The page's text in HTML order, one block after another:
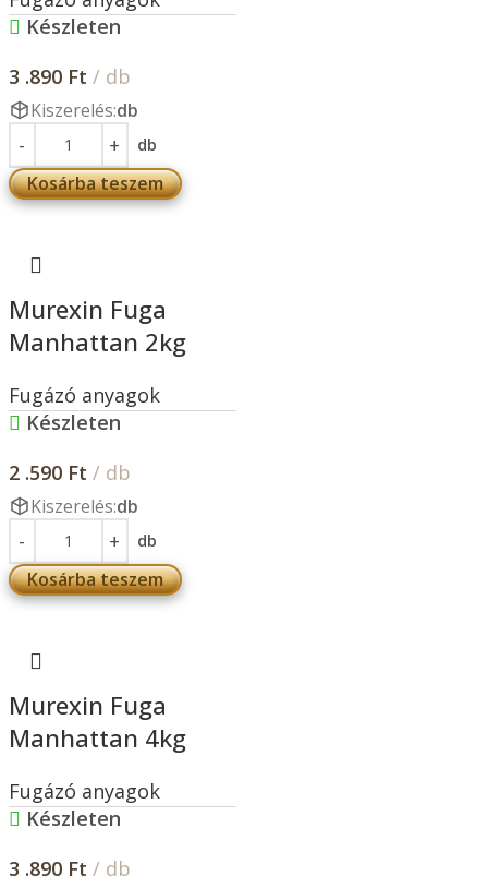
Készleten
3 .890 Ft / db
Kiszerelés:db
db
Kosárba teszem
Murexin Fuga
Manhattan 2kg
Fugázó anyagok
Készleten
2 .590 Ft / db
Kiszerelés:db
db
Kosárba teszem
Murexin Fuga
Manhattan 4kg
Fugázó anyagok
Készleten
3 .890 Ft / db